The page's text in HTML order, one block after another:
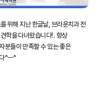
위해 지난 한글날, 브라운치과 전
학을 다녀왔습니다! . 항상
분들이 만족할 수 있는 좋은
^ㅡ^